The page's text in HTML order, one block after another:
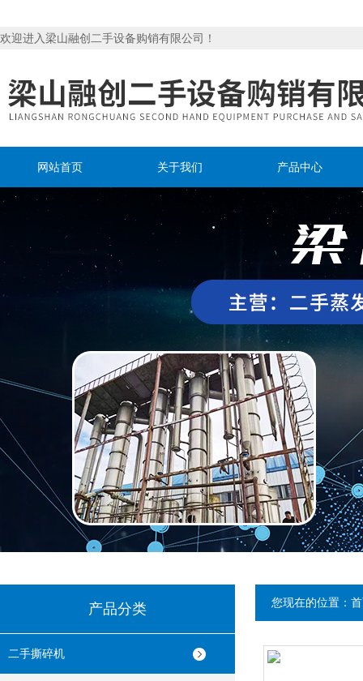
欢迎进入梁山融创二手设备购销有限公司！
网站首页 关于我们 产品中心
产品分类
二手撕碎机
您现在的位置：